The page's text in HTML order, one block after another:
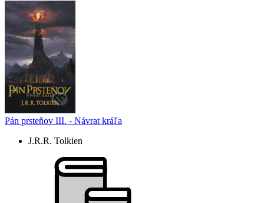
Pán prsteňov III. - Návrat kráľa
J.R.R. Tolkien